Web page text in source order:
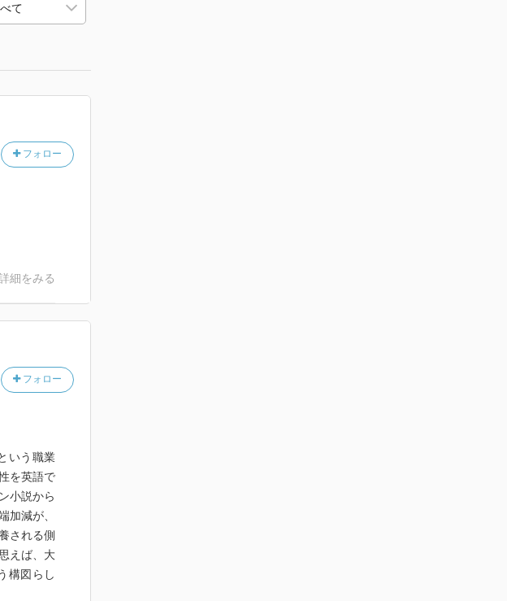
フォロー
細をみる
フォロー
いう職業
を英語で
小説から
加減が、
される側
えば、大
構図らし